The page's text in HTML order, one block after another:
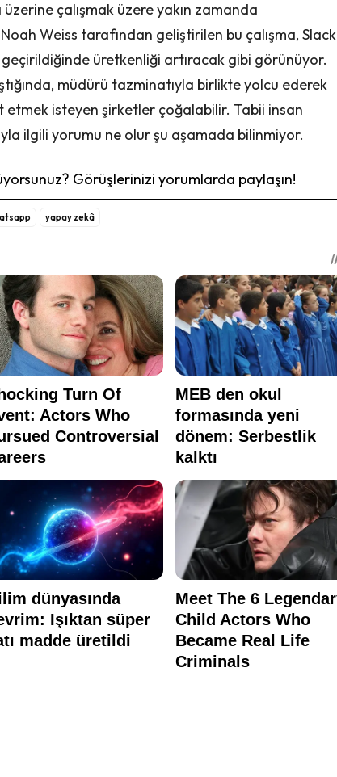
çalışmak üzere yakın zamanda
Weiss tarafından geliştirilen bu çalışma, Slack
üretkenliği artıracak gibi görünüyor.
müdürü tazminatıyla birlikte yolcu ederek
isteyen şirketler çoğalabilir. Tabii insan
ilgili yorumu ne olur şu aşamada bilinmiyor.
Görüşlerinizi yorumlarda paylaşın!
yapay zekâ